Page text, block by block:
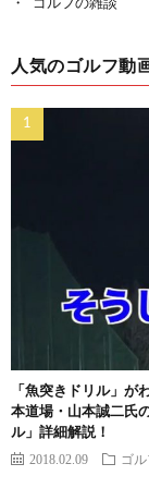
ゴルフの雑談
人気のゴルフ動
「魚突きドリル」が
本道場・山本誠二氏
ル」詳細解説！
2018.02.09 ゴ